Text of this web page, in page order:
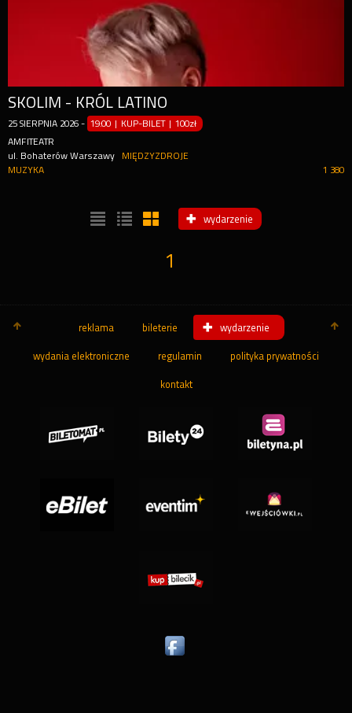
SKOLIM - KRÓL LATINO
25 SIERPNIA 2026 - 19:00 | KUP-BILET |100zł
AMFITEATR
ul. Bohaterów Warszawy
MIĘDZYZDROJE
1 380
MUZYKA
wydarzenie
1
reklama bileterie wydarzenie
wydania elektroniczne regulamin polityka prywatności
kontakt